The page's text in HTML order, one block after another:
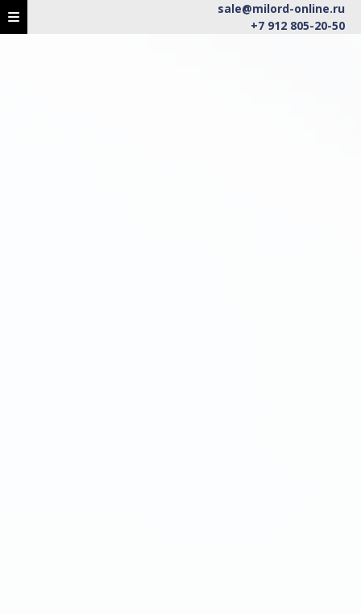
sale@milord-online.ru
+7 912 805-20-50